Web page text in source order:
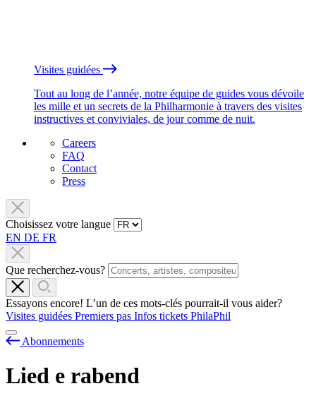
Visites guidées
Tout au long de l’année, notre équipe de guides vous dévoile
les mille et un secrets de la Philharmonie à travers des visites
instructives et conviviales, de jour comme de nuit.
Careers
FAQ
Contact
Press
Choisissez votre langue
EN DE FR
Que recherchez-vous?
Essayons encore! L’un de ces mots-clés pourrait-il vous aider?
Visites guidées Premiers pas Infos tickets PhilaPhil
Abonnements
Lied e rabend